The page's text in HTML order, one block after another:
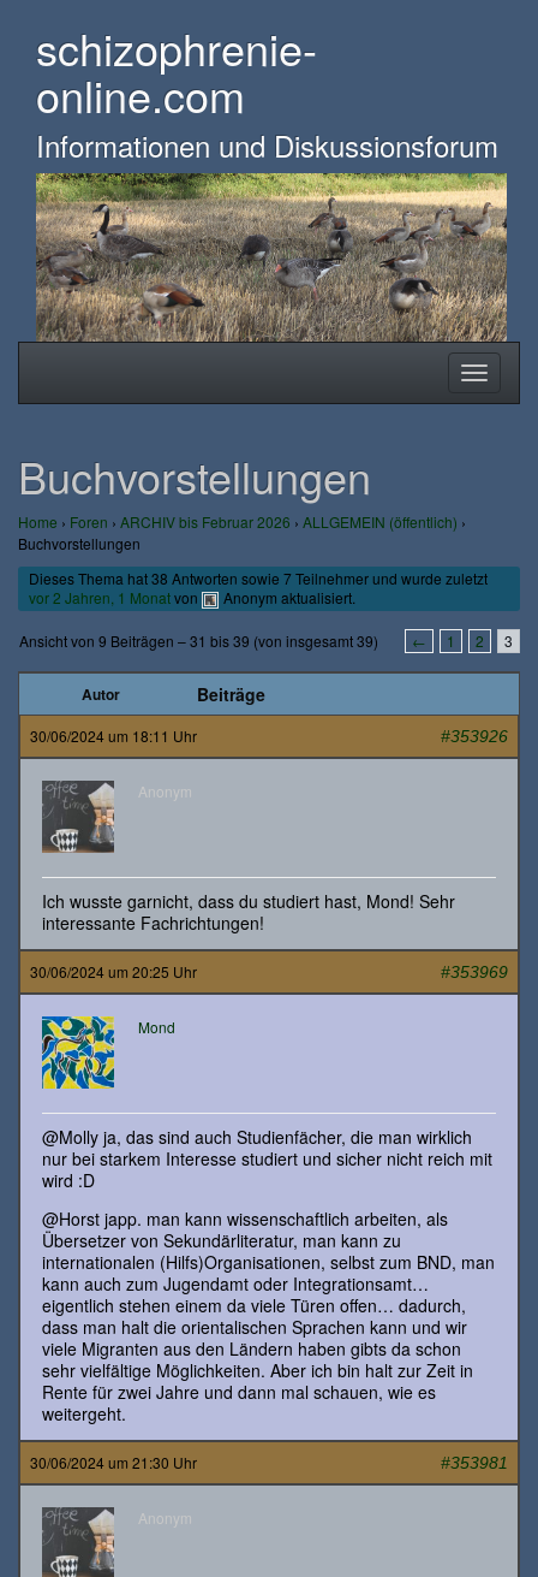
main
content
schizophrenie-
online.com
Informationen und Diskussionsforum
Toggle
Buchvorstellungen
Home › Foren › ARCHIV bis Februar 2026 › ALLGEMEIN (öffentlich) ›
Buchvorstellungen
Dieses Thema hat 38 Antworten sowie 7 Teilnehmer und wurde zuletzt
vor 2 Jahren, 1 Monatvon Anonym aktualisiert.
Ansicht von 9 Beiträgen – 31 bis 39 (von insgesamt 39) ← 1 2 3
Autor Beiträge
30/06/2024 um 18:11 Uhr #353926
Anonym
Ich wusste garnicht, dass du studiert hast, Mond! Sehr
interessante Fachrichtungen!
30/06/2024 um 20:25 Uhr #353969
Mond
@Molly ja, das sind auch Studienfächer, die man wirklich
nur bei starkem Interesse studiert und sicher nicht reich mit
wird :D
@Horst japp. man kann wissenschaftlich arbeiten, als
Übersetzer von Sekundärliteratur, man kann zu
internationalen (Hilfs)Organisationen, selbst zum BND, man
kann auch zum Jugendamt oder Integrationsamt…
eigentlich stehen einem da viele Türen offen… dadurch,
dass man halt die orientalischen Sprachen kann und wir
viele Migranten aus den Ländern haben gibts da schon
sehr vielfältige Möglichkeiten. Aber ich bin halt zur Zeit in
Rente für zwei Jahre und dann mal schauen, wie es
weitergeht.
30/06/2024 um 21:30 Uhr #353981
Anonym